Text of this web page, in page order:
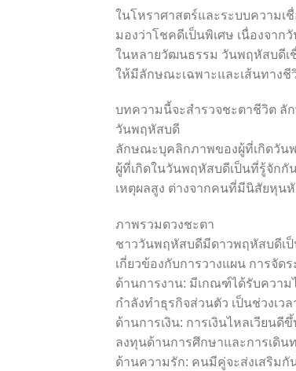
ในโหราศาสตร์และระบบความ
มองว่าโชคดีเป็นพิเศษ เนื่องจา
ในหลายวัฒนธรรม วันพฤหัสบดี
ให้มีลักษณะเฉพาะและเส้นทางชี
บทความนี้จะสำรวจชะตาชีวิต ลั
วันพฤหัสบดี
ลักษณะบุคลิกภาพของผู้ที่เกิดวัน
ผู้ที่เกิดในวันพฤหัสบดีเป็นที่รู้จักกั
เหตุผลสูง ต่างจากคนที่มีนิสัยหุน
ภาพรวมดวงชะตา
ชาววันพฤหัสบดีมีดาวพฤหัสบดีเ
เกี่ยวข้องกับการวางแผน การจัด
ด้านการงาน: มีเกณฑ์ได้รับควา
กำลังทำธุรกิจส่วนตัว เป็นช่วงเว
ด้านการเงิน: การเงินไหลเวียน
ลงทุนด้านการศึกษาและการเดิน
ด้านความรัก: คนมีคู่จะส่งเสริมกั